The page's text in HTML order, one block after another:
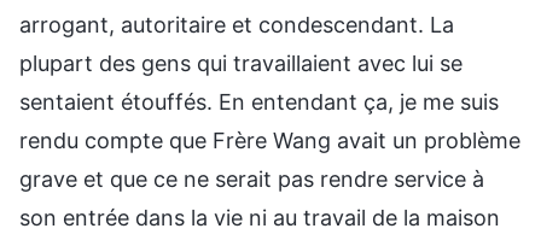
arrogant, autoritaire et condescendant. La
plupart des gens qui travaillaient avec lui se
sentaient étouffés. En entendant ça, je me suis
rendu compte que Frère Wang avait un problème
grave et que ce ne serait pas rendre service à
son entrée dans la vie ni au travail de la maison